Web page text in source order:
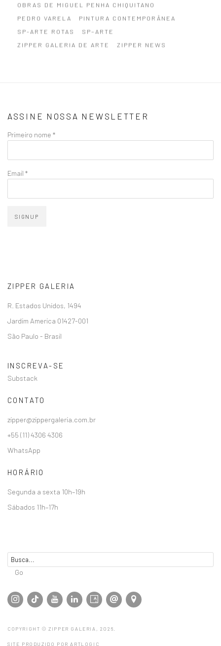
OBRAS DE MIGUEL PENHA CHIQUITANO
PEDRO VARELA
PINTURA CONTEMPORÂNEA
SP-ARTE ROTAS
SP–ARTE
ZIPPER GALERIA DE ARTE
ZIPPER NEWS
ASSINE NOSSA NEWSLETTER
Primeiro nome *
Email *
SIGNUP
ZIPPER GALERIA
R. Estados Unidos, 1494
Jardim America 01427-001
São Paulo - Brasil
INSCREVA-SE
Substack
CONTATO
zipper@zippergaleria.com.br
+55 (11) 4306 4306
WhatsApp
HORÁRIO
Segunda a sexta 10h–19h
Sábados 11h–17h
Go
COPYRIGHT © ZIPPER GALERIA, 2026.
SITE PRODUZIDO POR ARTLOGIC